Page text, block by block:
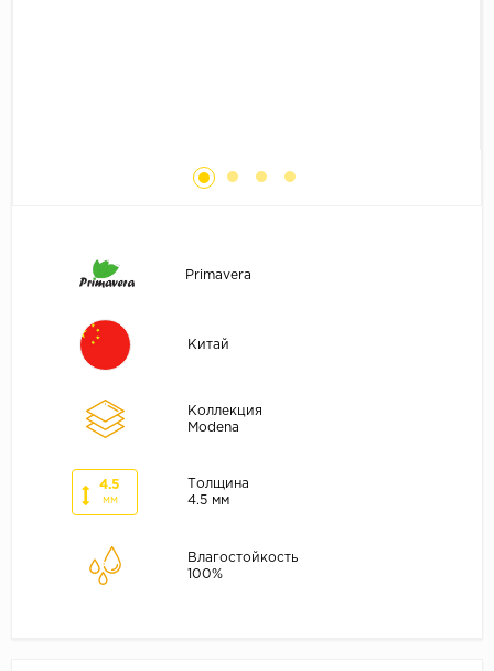
Primavera
Китай
Коллекция
Modena
4.5
мм
Толщина
4.5 мм
Влагостойкость
100%